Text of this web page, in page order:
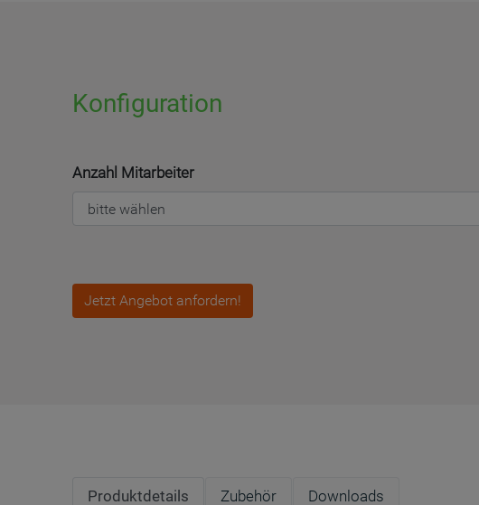
Konfiguration
Anzahl Mitarbeiter
Jetzt Angebot anfordern!
Produktdetails Zubehör Downloads